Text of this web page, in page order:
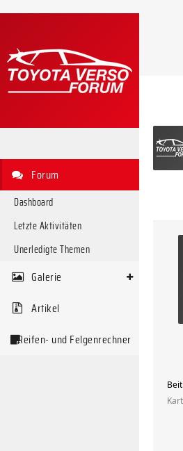
Forum
Dashboard
Letzte Aktivitäten
Unerledigte Themen
Galerie
Artikel
Reifen- und Felgenrechner